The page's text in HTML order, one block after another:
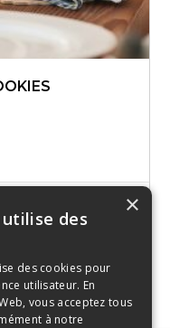
×
des
des cookies pour
utilisateur. En
vous acceptez tous
à notre